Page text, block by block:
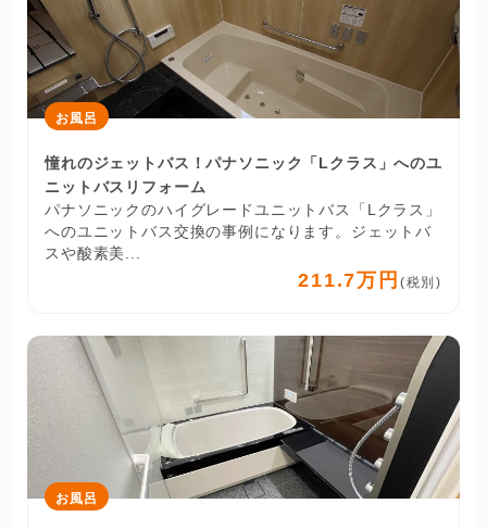
お風呂
憧れのジェットバス！パナソニック「Lクラス」へのユ
ニットバスリフォーム
パナソニックのハイグレードユニットバス「Lクラス」
へのユニットバス交換の事例になります。ジェットバ
スや酸素美...
211.7万円 (税別)
お風呂